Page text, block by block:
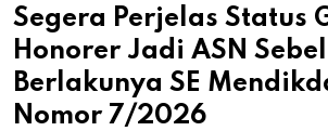
Segera Perjelas Status
Honorer Jadi ASN
Berlakunya SE
Nomor 7/2026